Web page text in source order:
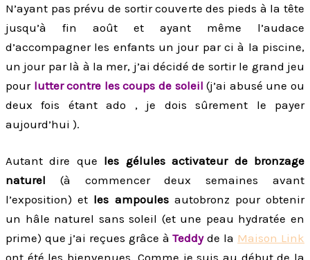
N’ayant pas prévu de sortir couverte des pieds à la tête
jusqu’à fin août et ayant même l’audace
d’accompagner les enfants un jour par ci à la piscine,
un jour par là à la mer, j’ai décidé de sortir le grand jeu
pourlutter contre les coups de soleil (j’ai abusé une ou
deux fois étant ado , je dois sûrement le payer
aujourd’hui ).
Autant dire que les gélules activateur de bronzage
naturel (à commencer deux semaines avant
l’exposition) et les ampoulesautobronz pour obtenir
un hâle naturel sans soleil (et une peau hydratée en
prime) que j’ai reçues grâce àTeddyde la Maison Link